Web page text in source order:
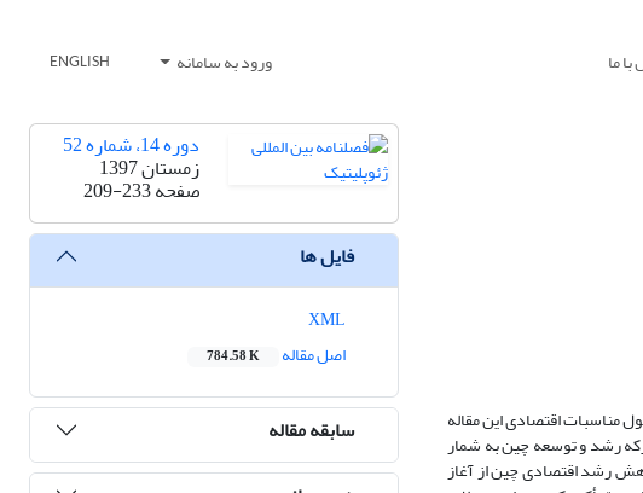
ما ورود به سامانه ENGLISH
مناسبات اقتصادی این مقاله
رشد و توسعه چین به شمار
رشد اقتصادی چین از آغاز
دوره 14، شماره 52
زمستان 1397
صفحه209-233
فایل ها
اصل مقاله
784.58 K
سابقه مقاله